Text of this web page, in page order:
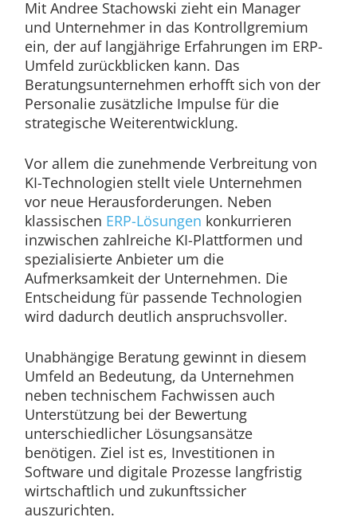
Mit Andree Stachowski zieht ein Manager
und Unternehmer in das Kontrollgremium
ein, der auf langjährige Erfahrungen im ERP-
Umfeld zurückblicken kann. Das
Beratungsunternehmen erhofft sich von der
Personalie zusätzliche Impulse für die
strategische Weiterentwicklung.
Vor allem die zunehmende Verbreitung von
KI-Technologien stellt viele Unternehmen
vor neue Herausforderungen. Neben
klassischen ERP-Lösungen konkurrieren
inzwischen zahlreiche KI-Plattformen und
spezialisierte Anbieter um die
Aufmerksamkeit der Unternehmen. Die
Entscheidung für passende Technologien
wird dadurch deutlich anspruchsvoller.
Unabhängige Beratung gewinnt in diesem
Umfeld an Bedeutung, da Unternehmen
neben technischem Fachwissen auch
Unterstützung bei der Bewertung
unterschiedlicher Lösungsansätze
benötigen. Ziel ist es, Investitionen in
Software und digitale Prozesse langfristig
wirtschaftlich und zukunftssicher
auszurichten.